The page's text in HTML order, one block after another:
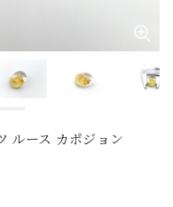
ルース カポジョン